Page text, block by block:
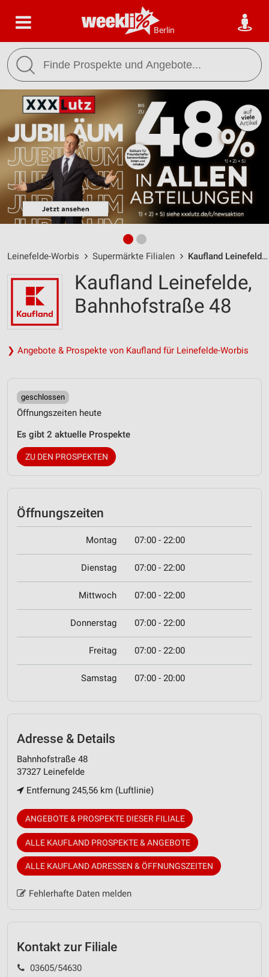
Berlin
Leinefelde-Worbis Supermärkte Filialen Kaufland Leinefelde / Bahnhofstraße 48 - Öffnungszeiten & Adresse
Kaufland Leinefelde,
Bahnhofstraße 48
❯ Angebote & Prospekte von Kaufland für Leinefelde-Worbis
geschlossen
Öffnungszeiten heute
Es gibt 2 aktuelle Prospekte
ZU DEN PROSPEKTEN
Öffnungszeiten
Montag 07:00 - 22:00
Dienstag 07:00 - 22:00
Mittwoch 07:00 - 22:00
Donnerstag 07:00 - 22:00
Freitag 07:00 - 22:00
Samstag 07:00 - 20:00
Adresse & Details
Bahnhofstraße 48
37327 Leinefelde
Entfernung 245,56 km (Luftlinie)
ANGEBOTE & PROSPEKTE DIESER FILIALE
ALLE KAUFLAND PROSPEKTE & ANGEBOTE
ALLE KAUFLAND ADRESSEN & ÖFFNUNGSZEITEN
Fehlerhafte Daten melden
Kontakt zur Filiale
03605/54630